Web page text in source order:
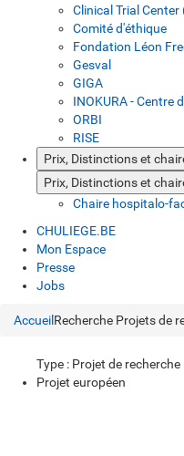
Clinical Trial Center
Comité d'éthique
Fondation Léon
Gesval
GIGA
INOKURA - Centre
ORBI
RISE
Prix, Distinctions et
Prix, Distinctions et
Chaire hospitalo-
CHULIEGE.BE
Mon Espace
Presse
Jobs
Accueil Recherche Projets de
Type : Projet de recherche
Projet européen